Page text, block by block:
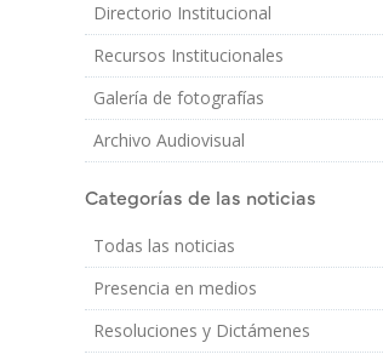
Directorio Institucional
Recursos Institucionales
Galería de fotografías
Archivo Audiovisual
Categorías de las noticias
Todas las noticias
Presencia en medios
Resoluciones y Dictámenes